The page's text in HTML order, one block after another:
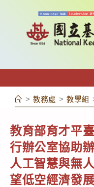
容
> 教務處 > 教學組
教育部育才平
行辦公室協助
人工智慧與無
望低空經濟發